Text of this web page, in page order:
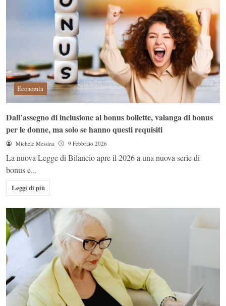
Economia
Dall’assegno di inclusione al bonus bollette, valanga di bonus
per le donne, ma solo se hanno questi requisiti
Michele Messina 9 Febbraio 2026
La nuova Legge di Bilancio apre il 2026 a una nuova serie di
bonus e...
Leggi di più